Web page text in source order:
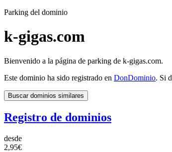
Parking del dominio
k-gigas.com
Bienvenido a la página de parking de k-gigas.com.
Este dominio ha sido registrado en DonDominio. Si
Buscar dominios similares
Registro de dominios
desde
2,95€